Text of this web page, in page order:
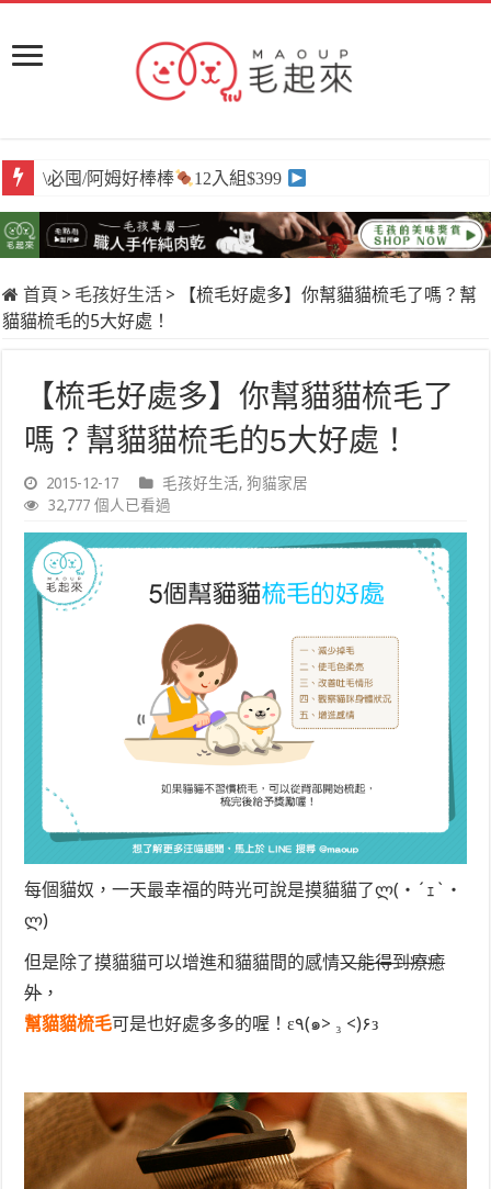
\必囤/阿姆好棒棒 12入組$399
首頁 > 毛孩好生活 >
【梳毛好處多】你幫貓貓梳毛了嗎？幫
貓貓梳毛的5大好處！
【梳毛好處多】你幫貓貓梳毛了
嗎？幫貓貓梳毛的5大好處！
2015-12-17 毛孩好生活,狗貓家居
32,777 個人已看過
每個貓奴，一天最幸福的時光可說是摸貓貓了ლ(・´ｪ`・
ლ)
但是除了摸貓貓可以增進和貓貓間的感情又能得到療癒
外，
幫貓貓梳毛
可是也好處多多的喔！ε٩(๑> ₃ <)۶з